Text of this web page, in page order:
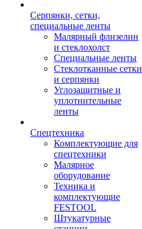
Серпянки, сетки,
специальные ленты
Малярный флизелин
и стеклохолст
Специальные ленты
Стеклотканные сетки
и серпянки
Углозащитные и
уплотнительные
ленты
Спецтехника
Комплектующие для
спецтехники
Малярное
оборудование
Техника и
комплектующие
FESTOOL
Штукатурные